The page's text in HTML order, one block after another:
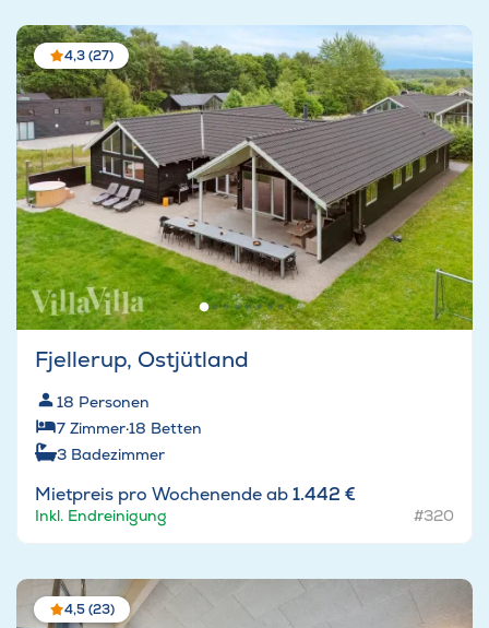
4,3 (27)
Fjellerup, Ostjütland
18 Personen
7 Zimmer·18 Betten
3 Badezimmer
Mietpreis pro Wochenende ab1.442 €
Inkl. Endreinigung #320
4,5 (23)